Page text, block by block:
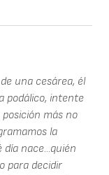
una cesárea, él
podálico, intente
más no
la
nace...quién
para decidir